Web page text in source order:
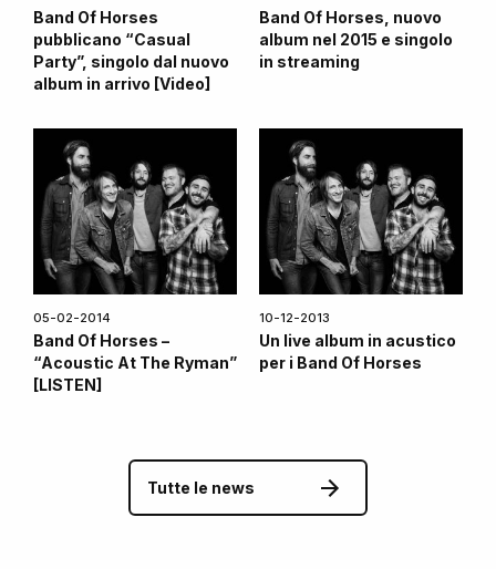
Band Of Horses
pubblicano “Casual
Party”, singolo dal nuovo
album in arrivo [Video]
Band Of Horses, nuovo
album nel 2015 e singolo
in streaming
05-02-2014
Band Of Horses –
“Acoustic At The Ryman”
[LISTEN]
10-12-2013
Un live album in acustico
per i Band Of Horses
Tutte le news